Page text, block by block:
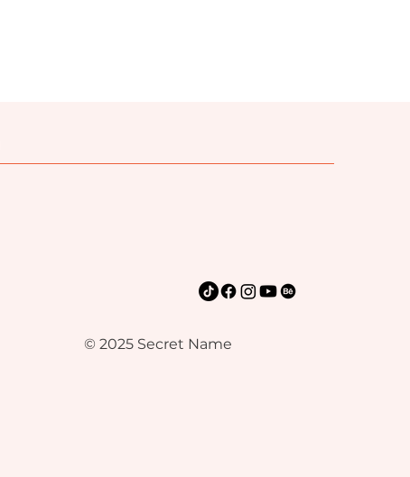
© 2025 Secret Name